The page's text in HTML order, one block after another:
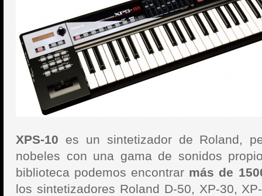
XPS-10 es un sintetizador de Roland,
nobeles con una gama de sonidos
biblioteca podemos encontrar más de
los sintetizadores Roland D-50, XP-30,